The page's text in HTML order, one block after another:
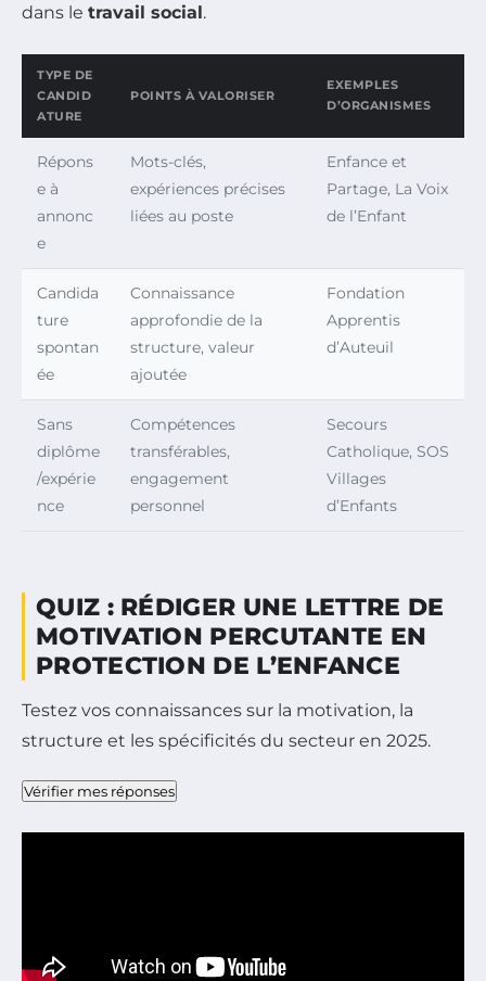
dans le travail social.
TYPE DE
CANDID
ATURE
POINTS À VALORISER
EXEMPLES
D’ORGANISMES
Répons
e à
annonc
e
Mots-clés,
expériences précises
liées au poste
Enfance et
Partage, La Voix
de l’Enfant
Candida
ture
spontan
ée
Connaissance
approfondie de la
structure, valeur
ajoutée
Fondation
Apprentis
d’Auteuil
Sans
diplôme
/expérie
nce
Compétences
transférables,
engagement
personnel
Secours
Catholique, SOS
Villages
d’Enfants
QUIZ : RÉDIGER UNE LETTRE DE
MOTIVATION PERCUTANTE EN
PROTECTION DE L’ENFANCE
Testez vos connaissances sur la motivation, la
structure et les spécificités du secteur en 2025.
Vérifier mes réponses